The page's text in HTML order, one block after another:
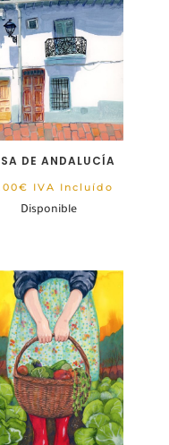
DE ANDALUCÍA
€ IVA Incluído
Disponible